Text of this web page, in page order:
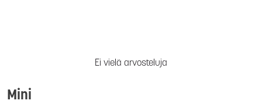
Ei vielä arvosteluja
Mini